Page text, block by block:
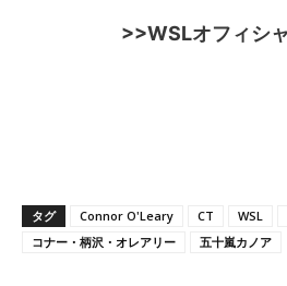
>>WSLオフィシ
タグ Connor O'Leary CT WSL
コナー・柄沢・オレアリー
五十嵐カノア